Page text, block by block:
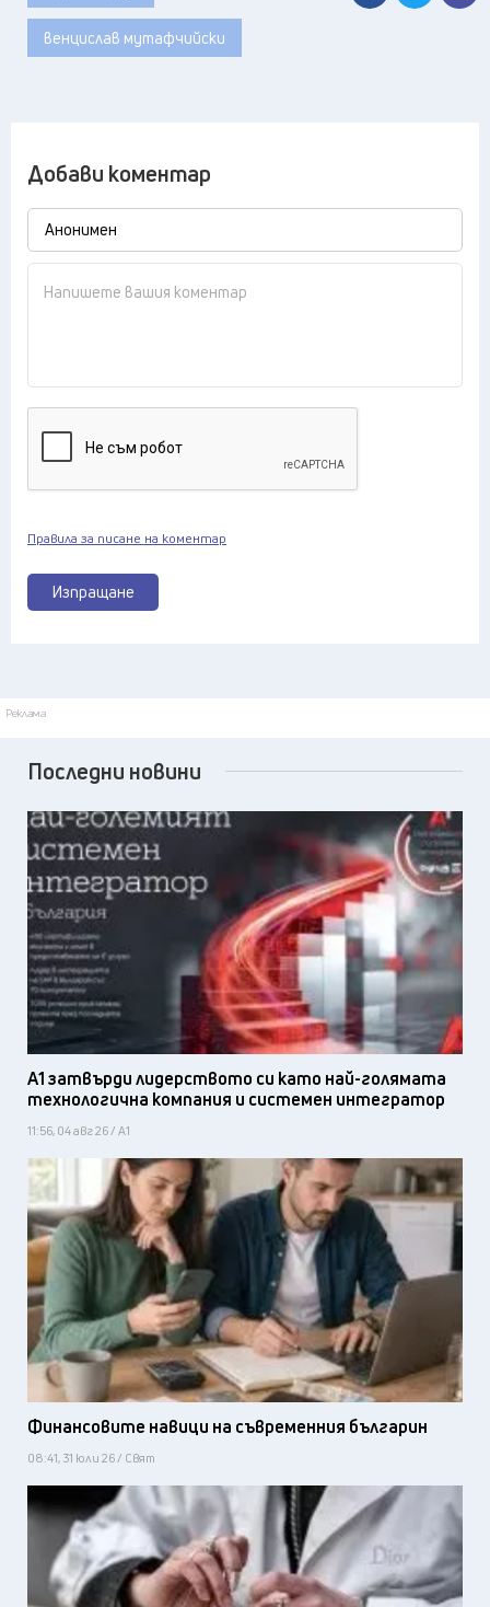
венцислав мутафчийски
Добави коментар
Изпращане
Правила за писане на коментар
Реклама
Последни новини
А1 затвърди лидерството си като най-голямата
технологична компания и системен интегратор
11:56, 04 авг 26 / А1
Финансовите навици на съвременния българин
08:41, 31 юли 26 / Свят